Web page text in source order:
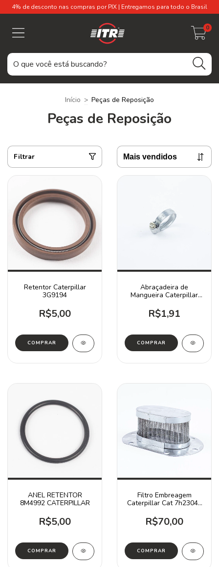
4% de desconto nas compras por PIX | Entregamos para todo o Brasil
0
Início > Peças de Reposição
Peças de Reposição
Filtrar
Retentor Caterpillar
3G9194
R$5,00
Abraçadeira de
Mangueira Caterpillar
772B
R$1,91
ANEL RETENTOR
8M4992 CATERPILLAR
R$5,00
Filtro Embreagem
Caterpillar Cat 7h2304 /
R$70,00